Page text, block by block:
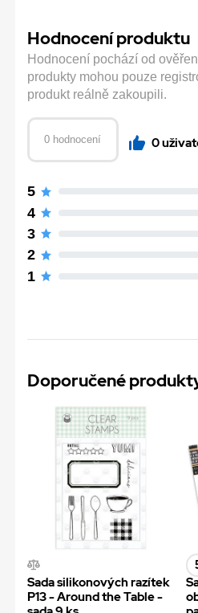
Hodnocení produktu
Hodnocení pochází od
produkty mohou pouze
produkt reálně zakoupili.
0 hodnocení 0
5
4
3
2
1
Doporučené
Sada silikonových razítek
P13 - Around the Table -